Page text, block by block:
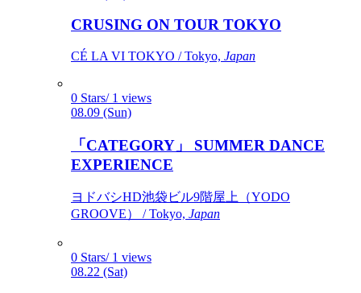
CRUSING ON TOUR TOKYO
CÉ LA VI TOKYO / Tokyo, Japan
0 Stars/ 1 views
08.09 (Sun)
「CATEGORY」 SUMMER DANCE
EXPERIENCE
ヨドバシHD池袋ビル9階屋上（YODO
GROOVE） / Tokyo, Japan
0 Stars/ 1 views
08.22 (Sat)